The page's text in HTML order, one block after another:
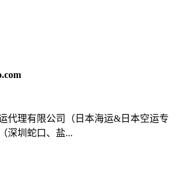
代理有限公司（日本海运&日本空运专
深圳蛇口、盐...